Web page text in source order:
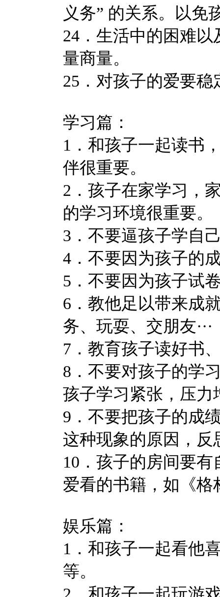
义务” 的关系。以免
24．生活中的困难
量商量。
25．对孩子的爱要
学习篇：
1．和孩子一起读书
伴很重要。
2．孩子在家学习，
的学习环境很重要。
3．不要逼孩子学自
4．不要因为孩子的
5．不要因为孩子试
6．教他足以带来成
务、玩耍、交朋友···
7．教育孩子读好书
8．不要对孩子的学
孩子学习紧张，压力
9．不要把孩子的成
这种现象的原因，
10．孩子的房间要
爱看的书籍，如《
娱乐篇：
1．和孩子一起看他
等。